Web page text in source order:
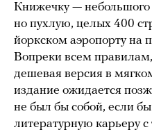
Книжечку — небольшого
но пухлую, целых 400
йоркском аэропорту на
Вопреки всем
дешевая версия в
издание ожидается
не был бы собой, если
литературную карьеру